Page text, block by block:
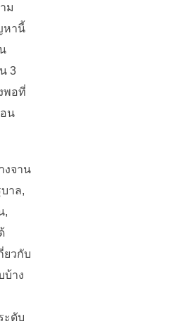
ม
หานี้
3
พอที่
น
งจาน
าล,
,
ยวกับ
บ้าง
ะดับ